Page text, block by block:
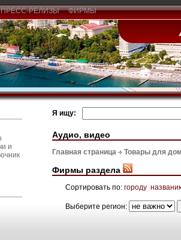
РЕЛИЗЫ ФИРМЫ
и
Я ищу:
Аудио, видео
Главная страница Товары для
Фирмы раздела
Сортировать по: городу
Выберите регион: